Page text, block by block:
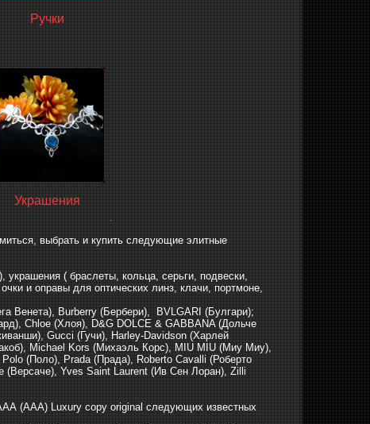
Ручки
Украшения
.
выбрать и купить следующие элитные
( браслеты, кольца, серьги, подвески,
и оправы для оптических линз, клачи, портмоне,
Венета), Burberry (Бербери), BVLGARI (Булгари);
Chloe (Хлоя), D&G DOLCE & GABBANA (Дольче
Gucci (Гучи), Harley-Davidson (Харлей
Michael Kors (Михаэль Корс), MIU MIU (Миу Миу),
(Поло), Prada (Прада), Roberto Cavalli (Роберто
(Версаче), Yves Saint Laurent (Ив Сен Лоран), Zilli
(AAA) Luxury copy original следующих известных